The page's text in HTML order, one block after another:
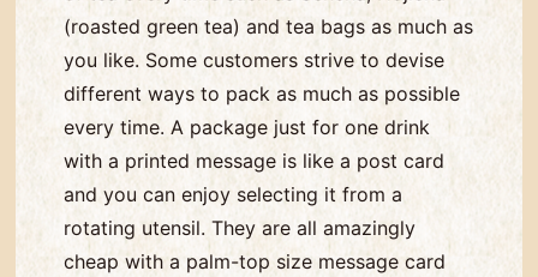
(roasted green tea) and tea bags as much as
you like. Some customers strive to devise
different ways to pack as much as possible
every time. A package just for one drink
with a printed message is like a post card
and you can enjoy selecting it from a
rotating utensil. They are all amazingly
cheap with a palm-top size message card